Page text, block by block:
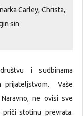
Carley, Christa,
sin
i sudbinama
prijateljstvom. Vaše
ne ovisi sve
stotinu prevrata.